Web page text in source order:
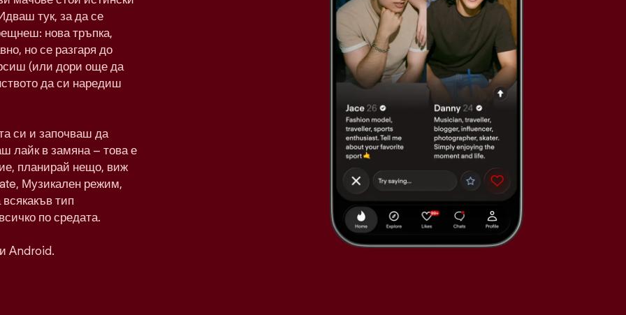
тук, за да се
нова тръпка,
но се разгаря до
(или дори още да
да си наредиш
си и започваш да
лайк в замяна – това е
планирай нещо, виж
Музикален режим,
тип
по средата.
Android.